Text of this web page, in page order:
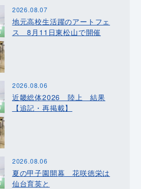
2026.08.07
地元高校生活躍のアートフェ
ス 8月11日東松山で開催
2026.08.06
近畿総体2026 陸上 結果
【追記・再掲載】
2026.08.06
夏の甲子園開幕 花咲徳栄は
仙台育英と